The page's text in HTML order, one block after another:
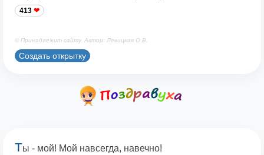
413
© Принадлежит сайту. Автор: Левицкая О.В.
Создать открытку
Ты - мой! Мой навсегда, навечно!